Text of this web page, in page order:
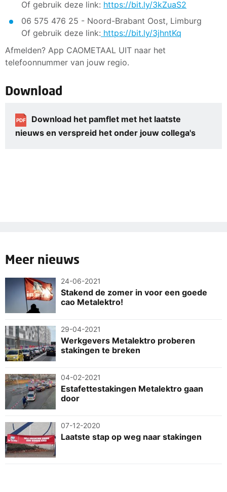
Of gebruik deze link: https://bit.ly/3kZuaS2
06 575 476 25 - Noord-Brabant Oost, Limburg
Of gebruik deze link: https://bit.ly/3jhntKq
Afmelden? App CAOMETAAL UIT naar het
telefoonnummer van jouw regio.
Download
PDF
Download het pamflet met het laatste
nieuws en verspreid het onder jouw collega's
Meer nieuws
24-06-2021
Stakend de zomer in voor een goede
cao Metalektro!
29-04-2021
Werkgevers Metalektro proberen
stakingen te breken
04-02-2021
Estafettestakingen Metalektro gaan
door
07-12-2020
Laatste stap op weg naar stakingen